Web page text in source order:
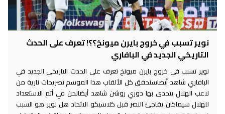
نوير تسبب في خروج بايرن ميونخ؟؟! تعرف على الحدث
التاريخي الجديد في البافاري
نوير تسبب في خروج بايرن ميونخ تعرف على الحدث التاريخي الجديد في
البافاري شاهد أيضاسنحقق كل الألقاب هذا الموسم تصريحات نارية من
لاعب الهلال يتحدى بها دوري روشن شاهد أيضانحن في أتم الاستعداد
للهلال سيماكان يفاجئ النصر قبل كلاسيكو الاتحاد هل نوير هو السبب